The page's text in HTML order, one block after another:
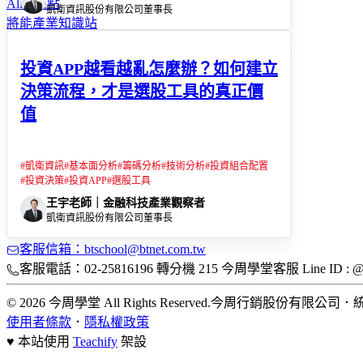
Alice觀點
將能產業知識站
凱衛資訊股份有限公司董事長
投資APP越看越亂怎麼辦？如何建立
決策流程，才是選股工具的真正價
值
#凱衛資訊#基本面分析#籌碼分析#技術分析#投資組合配置
#投資決策#投資APP#選股工具
王宇老師｜金融科技產業觀察者
凱衛資訊股份有限公司董事長
客服信箱：btschool@btnet.com.tw
客服電話：02-25816196 轉分機 215 今周學堂客服 Line ID :
© 2026 今周學堂 All Rights Reserved.今周行銷股份有限公司 ．
使用者條款 ． 隱私權政策
♥ 本站使用 Teachify 架設